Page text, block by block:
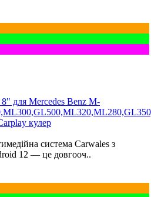
для Mercedes Benz M-
кулер
система Carwales з
12 — це довгооч..